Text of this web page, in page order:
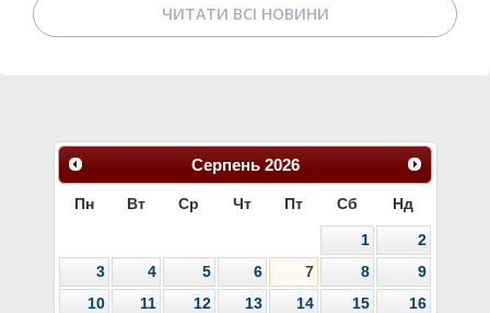
ЧИТАТИ ВСІ НОВИНИ
Серпень 2026
Пн Вт Ср Чт Пт Сб Нд
1
2
3
4 5 6 7 8
9
10
11 12 13 14 15
16